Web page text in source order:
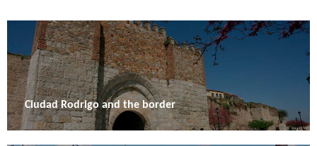
Ciudad Rodrigo and the border